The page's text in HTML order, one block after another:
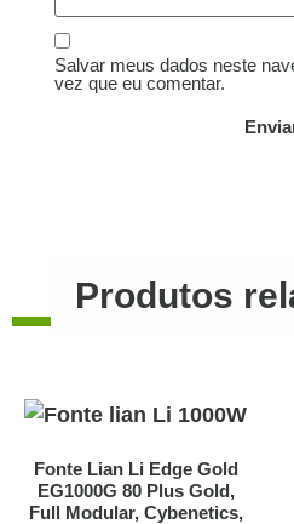
Salvar meus dados neste
vez que eu comentar.
Produtos
Fonte Lian Li Edge Gold
EG1000G 80 Plus Gold,
Full Modular, Cybenetics,